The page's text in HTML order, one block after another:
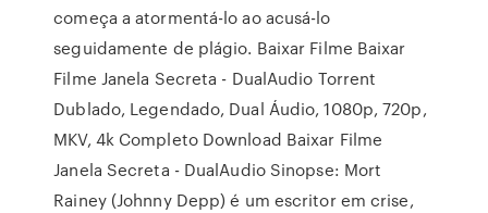
começa a atormentá-lo ao acusá-lo
seguidamente de plágio. Baixar Filme Baixar
Filme Janela Secreta - DualAudio Torrent
Dublado, Legendado, Dual Áudio, 1080p, 720p,
MKV, 4k Completo Download Baixar Filme
Janela Secreta - DualAudio Sinopse: Mort
Rainey (Johnny Depp) é um escritor em crise,